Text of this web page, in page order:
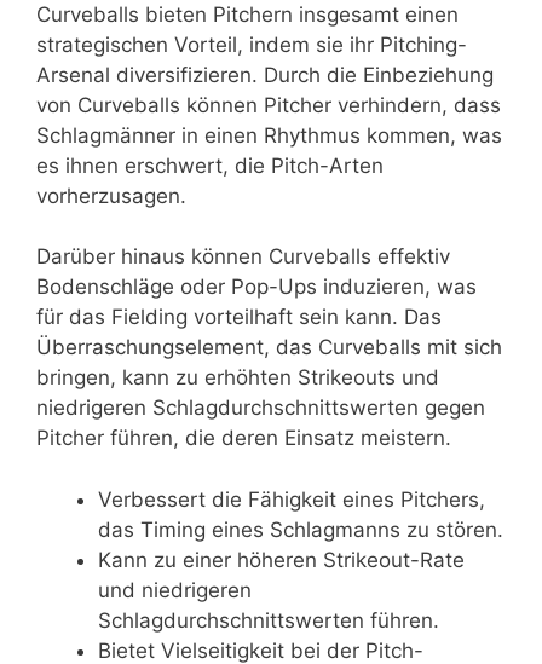
Curveballs bieten Pitchern insgesamt einen
strategischen Vorteil, indem sie ihr Pitching-
Arsenal diversifizieren. Durch die Einbeziehung
von Curveballs können Pitcher verhindern, dass
Schlagmänner in einen Rhythmus kommen, was
es ihnen erschwert, die Pitch-Arten
vorherzusagen.
Darüber hinaus können Curveballs effektiv
Bodenschläge oder Pop-Ups induzieren, was
für das Fielding vorteilhaft sein kann. Das
Überraschungselement, das Curveballs mit sich
bringen, kann zu erhöhten Strikeouts und
niedrigeren Schlagdurchschnittswerten gegen
Pitcher führen, die deren Einsatz meistern.
Verbessert die Fähigkeit eines Pitchers,
das Timing eines Schlagmanns zu stören.
Kann zu einer höheren Strikeout-Rate
und niedrigeren
Schlagdurchschnittswerten führen.
Bietet Vielseitigkeit bei der Pitch-